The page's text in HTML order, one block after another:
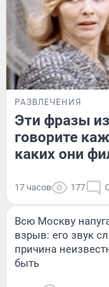
РАЗВЛЕЧЕНИЯ
Эти фразы
говорите
каких они
17 часов 177
Всю Москву
взрыв: его звук
причина
быть